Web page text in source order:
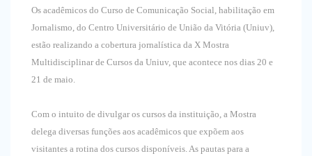
Os acadêmicos do Curso de Comunicação Social, habilitação em
Jornalismo, do Centro Universitário de União da Vitória (Uniuv),
estão realizando a cobertura jornalística da X Mostra
Multidisciplinar de Cursos da Uniuv, que acontece nos dias 20 e
21 de maio.
Com o intuito de divulgar os cursos da instituição, a Mostra
delega diversas funções aos acadêmicos que expõem aos
visitantes a rotina dos cursos disponíveis. As pautas para a